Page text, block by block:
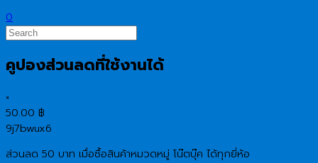
0
คูปองส่วนลดที่ใช้งานได้
×
50.00 ฿
9j7bwux6
ส่วนลด 50 บาท เมื่อซื้อสินค้าหมวดหมู่ โน๊ตบุ๊ค ได้ทุกยี่ห้อ